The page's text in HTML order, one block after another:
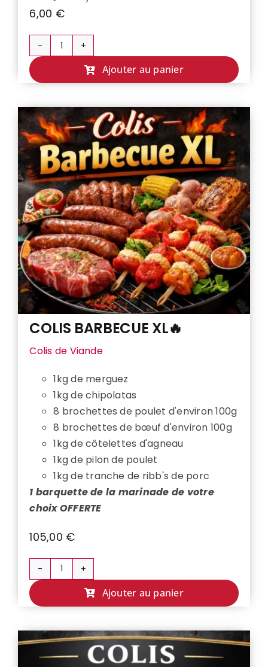
6,00 €
quantité
MARINADES
Ajouter au panier
COLIS BARBECUE XL🔥
Colis de Viande
1kg de merguez
1kg de chipolatas
8 brochettes de poulet d'environ 100g
8 brochettes de bœuf d'environ 100g
1kg de côtelettes d'agneau
1kg de pilon de poulet
1kg de tranche de ribb's de porc
1 barquette de la marinade de votre
choix OFFERTE
105,00 €
quantité
COLIS
XL
Ajouter au panier